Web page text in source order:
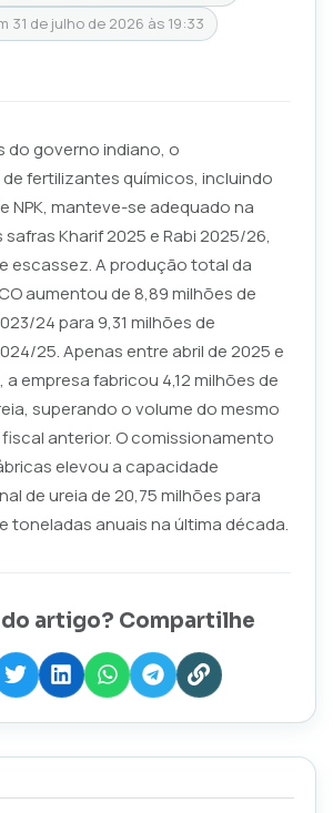
31 de julho de 2026 às 19:33
do governo indiano, o
fertilizantes químicos, incluindo
e NPK, manteve-se adequado na
Kharif 2025 e Rabi 2025/26,
escassez. A produção total da
aumentou de 8,89 milhões de
24 para 9,31 milhões de
25. Apenas entre abril de 2025 e
a empresa fabricou 4,12 milhões de
superando o volume do mesmo
anterior. O comissionamento
elevou a capacidade
de ureia de 20,75 milhões para
toneladas anuais na última década.
artigo? Compartilhe